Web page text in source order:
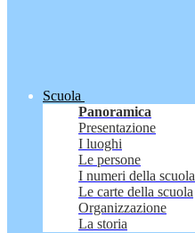
Scuola
Panoramica
Presentazione
I luoghi
Le persone
I numeri della scuola
Le carte della scuola
Organizzazione
La storia